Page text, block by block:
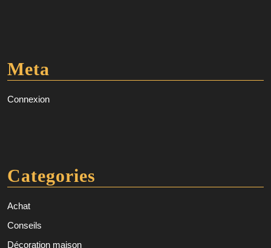
Meta
Connexion
Categories
Achat
Conseils
Décoration maison